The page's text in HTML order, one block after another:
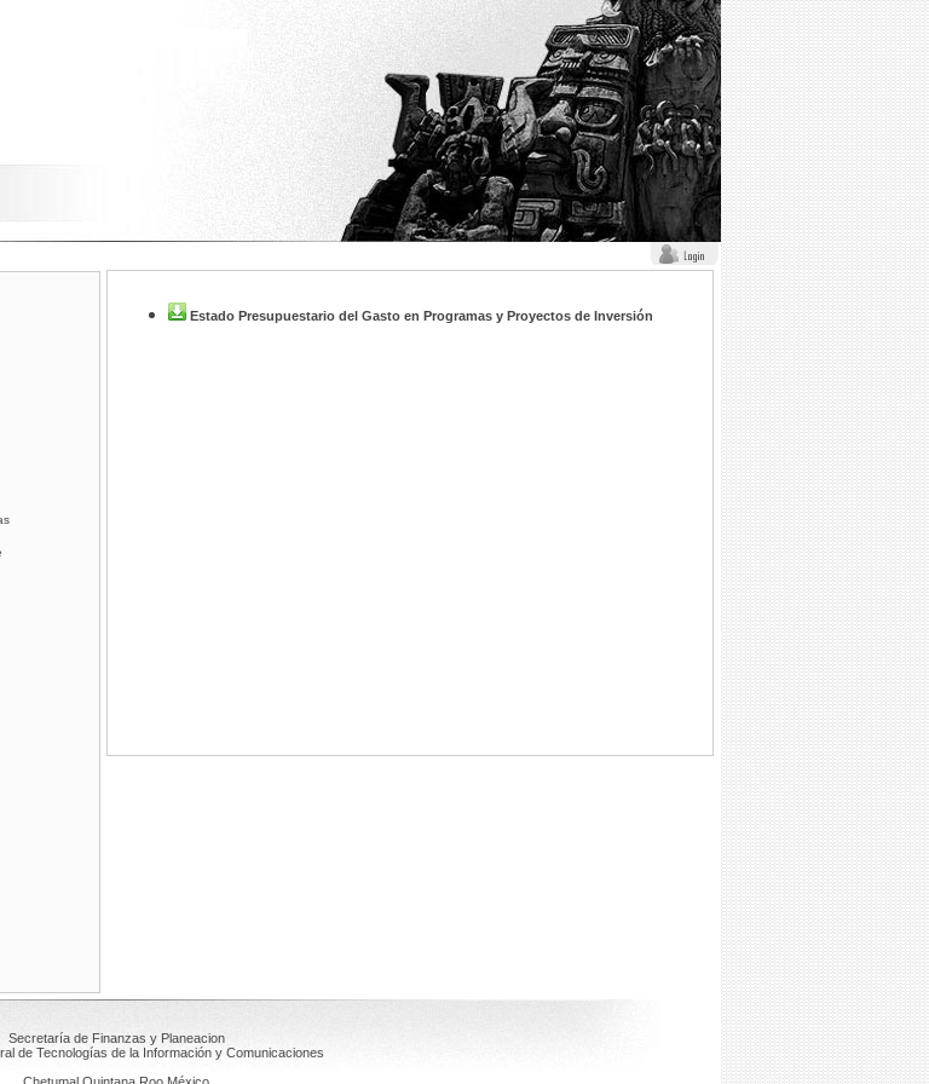
Estado Presupuestario del Gasto en Programas y Proyectos de Inversión
Secretaría de Finanzas y Planeacion
de Tecnologías de la Información y Comunicaciones